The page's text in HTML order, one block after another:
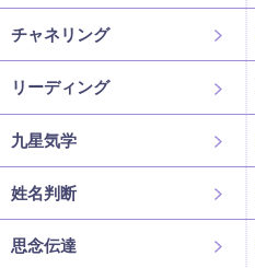
チャネリング
リーディング
九星気学
姓名判断
思念伝達